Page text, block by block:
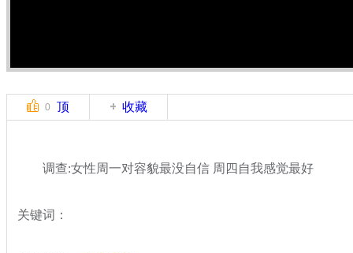
0 顶 收藏
调查:女性周一对容貌最没自信 周四自我感觉最好
关键词：